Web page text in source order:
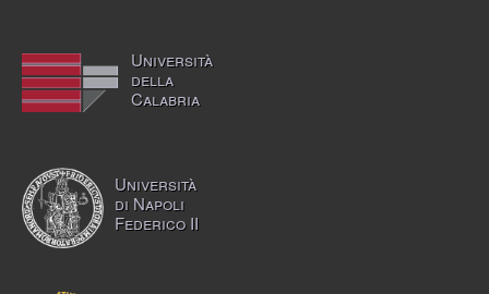
Università
della
Calabria
Università
di Napoli
Federico II